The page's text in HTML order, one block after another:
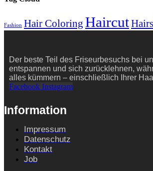
Fashion Hair Coloring HaircutHairs
Der beste Teil des Friseurbesuchs bei
entspannen und sich zurücklehnen,
alles kümmern – einschließlich Ihrer
Facebook Instagram
Information
Impressum
Datenschutz
Kontakt
Job